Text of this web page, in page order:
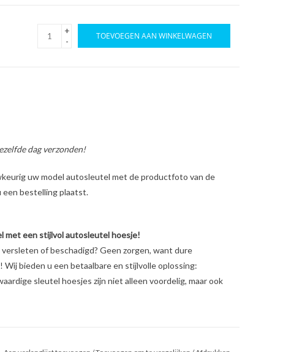
+
-
TOEVOEGEN AAN WINKELWAGEN
dag verzonden!
uw model autosleutel met de productfoto van de
bestelling plaatst.
met een stijlvol autosleutel hoesje!
of beschadigd? Geen zorgen, want dure
bieden u een betaalbare en stijlvolle oplossing:
sleutel hoesjes zijn niet alleen voordelig, maar ook